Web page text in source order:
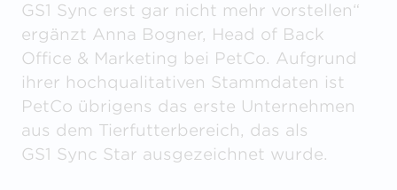
GS1 Sync erst gar nicht mehr vorstellen“
ergänzt Anna Bogner, Head of Back
Office & Marketing bei PetCo. Aufgrund
ihrer hochqualitativen Stammdaten ist
PetCo übrigens das erste Unternehmen
aus dem Tierfutterbereich, das als
GS1 Sync Star ausgezeichnet wurde.